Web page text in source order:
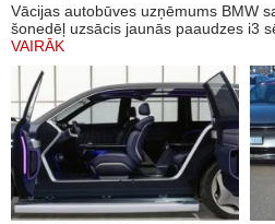
Vācijas autobūves uzņēmums BMW
šonedēļ uzsācis jaunās paaudzes i3
VAIRĀK